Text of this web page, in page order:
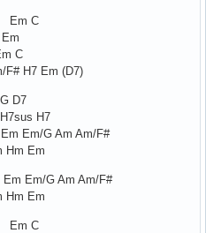
Em C
C
H7 Em (D7)
D7
H7
Em/G Am Am/F#
Em
Em/G Am Am/F#
Em
Em C